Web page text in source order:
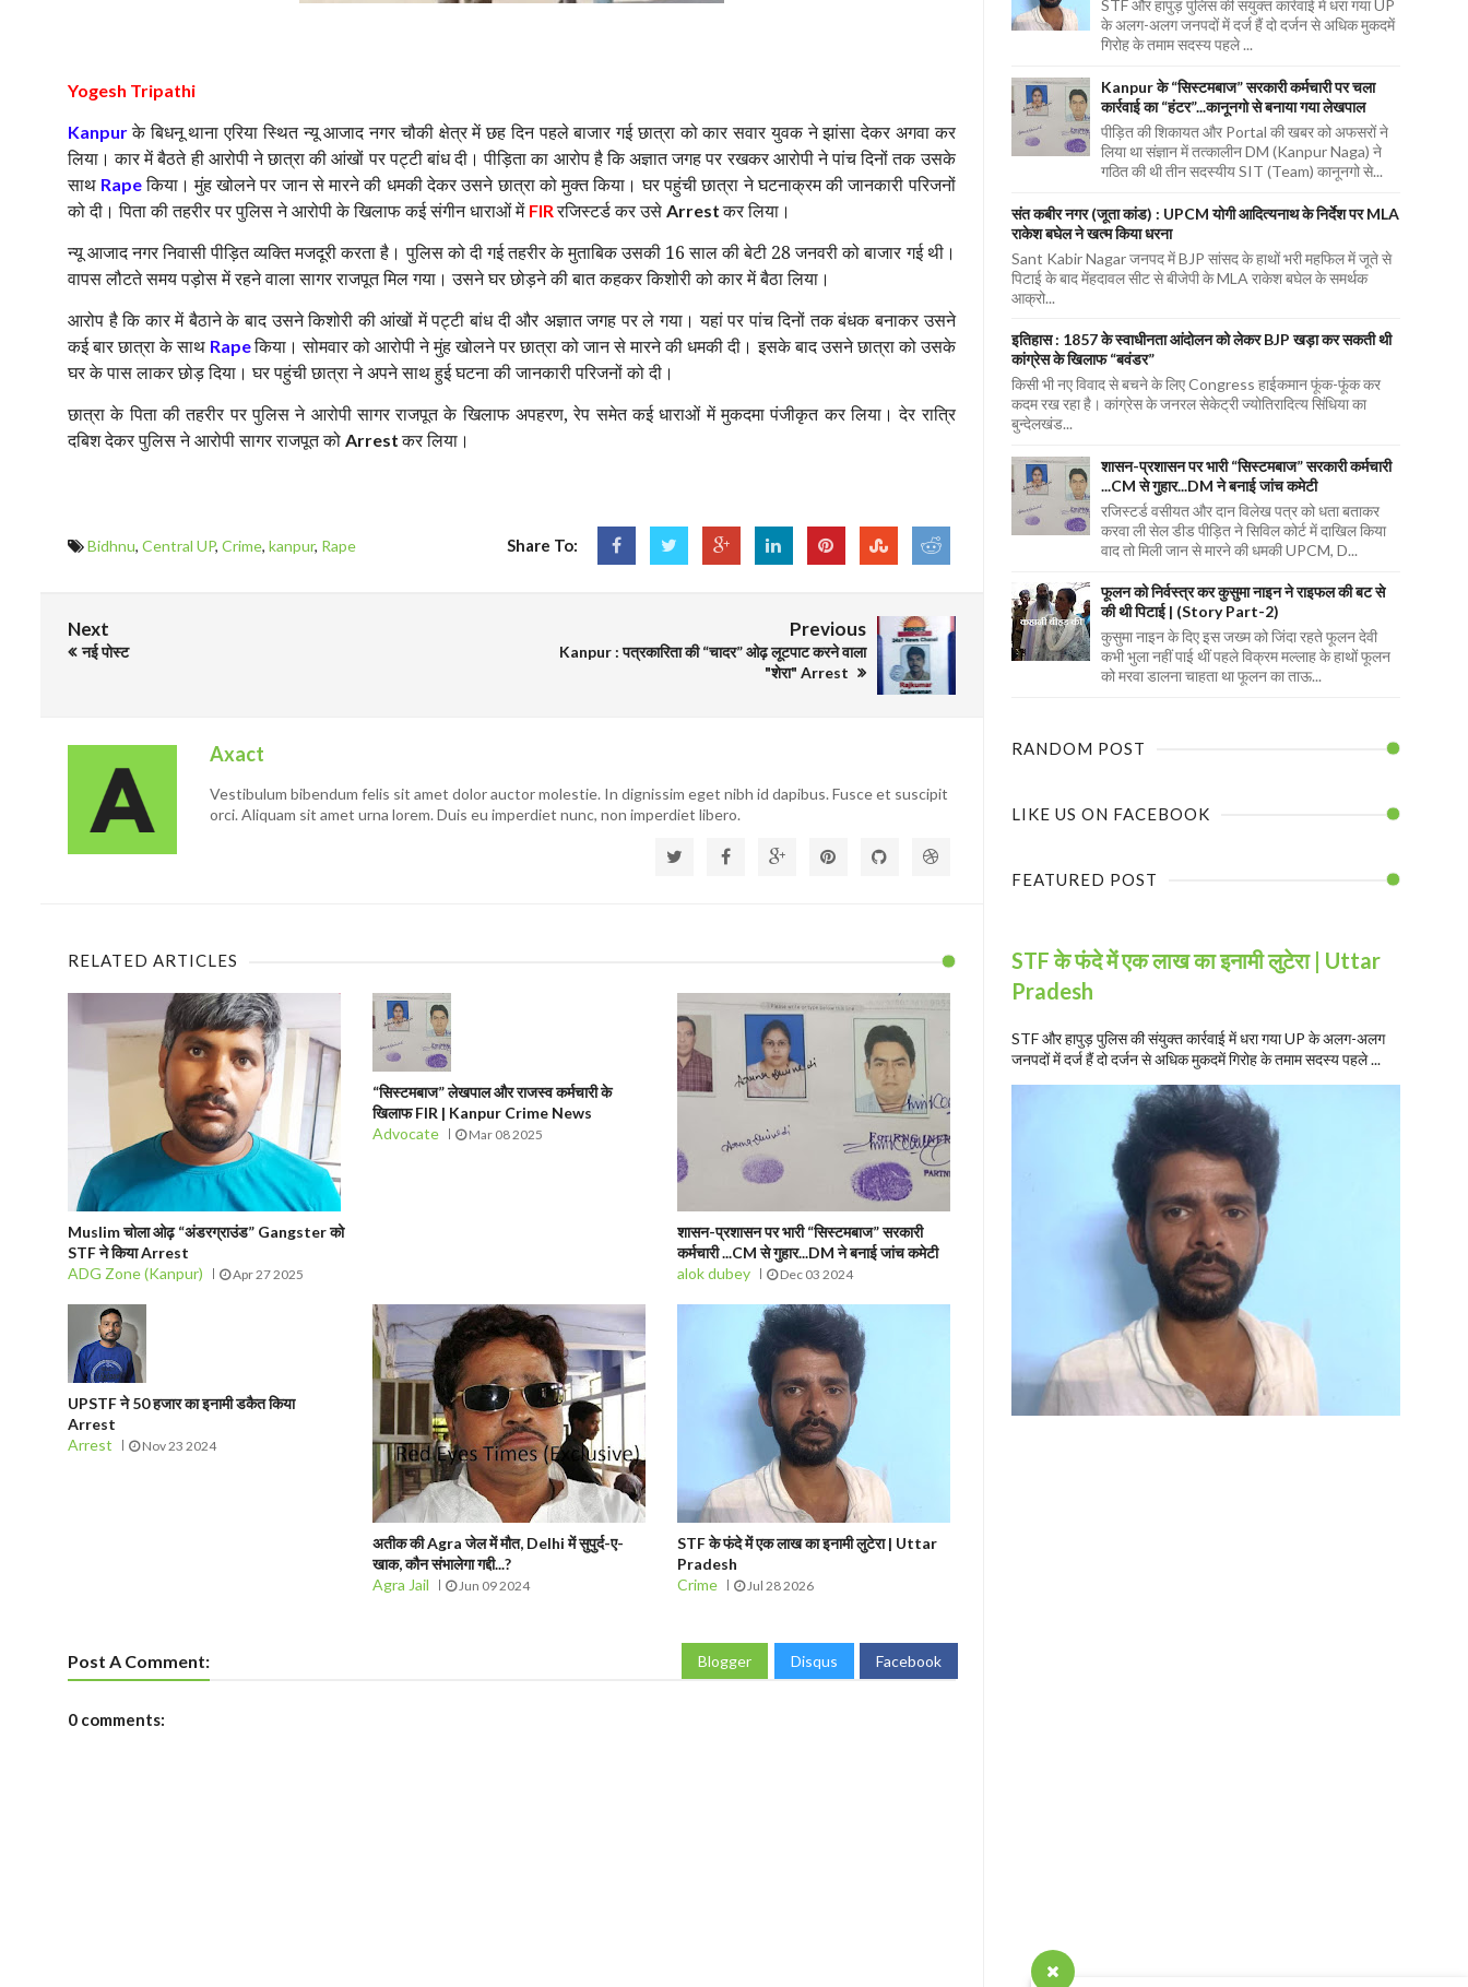
Yogesh Tripathi
Kanpurके बिधनू थाना एरिया स्थित न्यू आजाद नगर चौकी क्षेत्र में छह दिन पहले बाजार गई छात्रा को कार सवार युवक ने झांसा देकर अगवा कर
लिया। कार में बैठते ही आरोपी ने छात्रा की आंखों पर पट्टी बांध दी। पीड़िता का आरोप है कि अज्ञात जगह पर रखकर आरोपी ने पांच दिनों तक उसके
साथ Rapeकिया। मुंह खोलने पर जान से मारने की धमकी देकर उसने छात्रा को मुक्त किया। घर पहुंची छात्रा ने घटनाक्रम की जानकारी परिजनों
को दी। पिता की तहरीर पर पुलिस ने आरोपी के खिलाफ कई संगीन धाराओं में FIRरजिस्टर्ड कर उसे Arrestकर लिया।
न्यू आजाद नगर निवासी पीड़ित व्यक्ति मजदूरी करता है। पुलिस को दी गई तहरीर के मुताबिक उसकी 16 साल की बेटी 28 जनवरी को बाजार गई थी।
वापस लौटते समय पड़ोस में रहने वाला सागर राजपूत मिल गया। उसने घर छोड़ने की बात कहकर किशोरी को कार में बैठा लिया।
आरोप है कि कार में बैठाने के बाद उसने किशोरी की आंखों में पट्टी बांध दी और अज्ञात जगह पर ले गया। यहां पर पांच दिनों तक बंधक बनाकर उसने
कई बार छात्रा के साथ Rapeकिया। सोमवार को आरोपी ने मुंह खोलने पर छात्रा को जान से मारने की धमकी दी। इसके बाद उसने छात्रा को उसके
घर के पास लाकर छोड़ दिया। घर पहुंची छात्रा ने अपने साथ हुई घटना की जानकारी परिजनों को दी।
छात्रा के पिता की तहरीर पर पुलिस ने आरोपी सागर राजपूत के खिलाफ अपहरण, रेप समेत कई धाराओं में मुकदमा पंजीकृत कर लिया। देर रात्रि
दबिश देकर पुलिस ने आरोपी सागर राजपूत को Arrestकर लिया।
Bidhnu, Central UP, Crime, kanpur, Rape Share To:
Next
नई पोस्ट
Previous
Kanpur : पत्रकारिता की “चादर” ओढ़ लूटपाट करने वाला
"शेरा" Arrest
Axact
Vestibulum bibendum felis sit amet dolor auctor molestie. In dignissim eget nibh id dapibus. Fusce et suscipit
orci. Aliquam sit amet urna lorem. Duis eu imperdiet nunc, non imperdiet libero.
RELATED ARTICLES
Muslim चोला ओढ़ “अंडरग्राउंड” Gangster को
STF ने किया Arrest
ADG Zone (Kanpur)
Apr 27 2025
“सिस्टमबाज” लेखपाल और राजस्व कर्मचारी के
खिलाफ FIR | Kanpur Crime News
Advocate
Mar 08 2025
शासन-प्रशासन पर भारी “सिस्टमबाज” सरकारी
कर्मचारी ...CM से गुहार...DM ने बनाई जांच कमेटी
alok dubey
Dec 03 2024
UPSTF ने 50 हजार का इनामी डकैत किया
Arrest
Arrest
Nov 23 2024
अतीक की Agra जेल में मौत, Delhi में सुपुर्द-ए-
खाक, कौन संभालेगा गद्दी...?
Agra Jail
Jun 09 2024
STF के फंदे में एक लाख का इनामी लुटेरा | Uttar
Pradesh
Crime
Jul 28 2026
Post A Comment: Blogger Disqus Facebook
0 comments:
STF और हापुड़ पुलिस की संयुक्त कार्रवाई में धरा गया UP
के अलग-अलग जनपदों में दर्ज हैं दो दर्जन से अधिक मुकदमें
गिरोह के तमाम सदस्य पहले ...
Kanpur के “सिस्टमबाज” सरकारी कर्मचारी पर चला
कार्रवाई का “हंटर”...कानूनगो से बनाया गया लेखपाल
पीड़ित की शिकायत और Portal की खबर को अफसरों ने
लिया था संज्ञान में तत्कालीन DM (Kanpur Naga) ने
गठित की थी तीन सदस्यीय SIT (Team) कानूनगो से...
संत कबीर नगर (जूता कांड) : UPCM योगी आदित्यनाथ के निर्देश पर MLA
राकेश बघेल ने खत्म किया धरना
Sant Kabir Nagar जनपद में BJP सांसद के हाथों भरी महफिल में जूते से
पिटाई के बाद मेंहदावल सीट से बीजेपी के MLA राकेश बघेल के समर्थक
आक्रो...
इतिहास : 1857 के स्वाधीनता आंदोलन को लेकर BJP खड़ा कर सकती थी
कांग्रेस के खिलाफ “बवंडर”
किसी भी नए विवाद से बचने के लिए Congress हाईकमान फूंक-फूंक कर
कदम रख रहा है। कांग्रेस के जनरल सेकेट्री ज्योतिरादित्य सिंधिया का
बुन्देलखंड...
शासन-प्रशासन पर भारी “सिस्टमबाज” सरकारी कर्मचारी
...CM से गुहार...DM ने बनाई जांच कमेटी
रजिस्टर्ड वसीयत और दान विलेख पत्र को धता बताकर
करवा ली सेल डीड पीड़ित ने सिविल कोर्ट में दाखिल किया
वाद तो मिली जान से मारने की धमकी UPCM, D...
फूलन को निर्वस्त्र कर कुसुमा नाइन ने राइफल की बट से
की थी पिटाई | (Story Part-2)
कुसुमा नाइन के दिए इस जख्म को जिंदा रहते फूलन देवी
कभी भुला नहीं पाई थीं पहले विक्रम मल्लाह के हाथों फूलन
को मरवा डालना चाहता था फूलन का ताऊ...
RANDOM POST
LIKE US ON FACEBOOK
FEATURED POST
STF के फंदे में एक लाख का इनामी लुटेरा | Uttar
Pradesh
STF और हापुड़ पुलिस की संयुक्त कार्रवाई में धरा गया UP के अलग-अलग
जनपदों में दर्ज हैं दो दर्जन से अधिक मुकदमें गिरोह के तमाम सदस्य पहले ...